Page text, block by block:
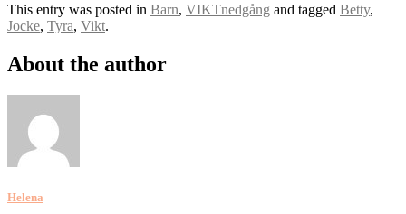
This entry was posted in Barn, VIKTnedgång and tagged Betty,
Jocke, Tyra, Vikt.
About the author
Helena